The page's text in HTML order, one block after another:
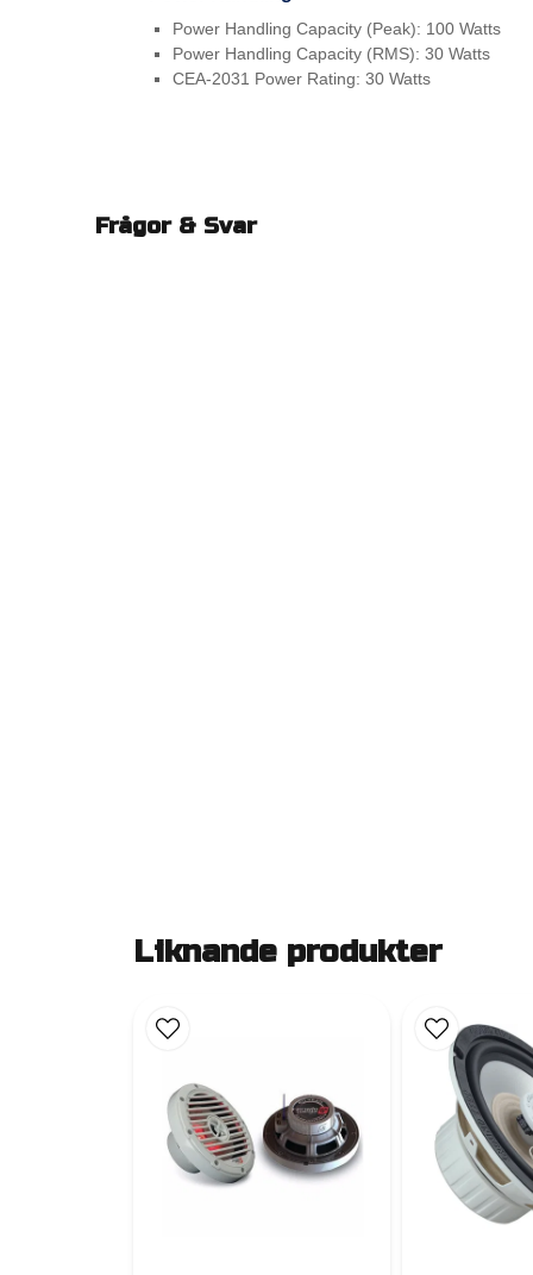
Power Handling Capacity (Peak): 100 Watts
Power Handling Capacity (RMS): 30 Watts
CEA-2031 Power Rating: 30 Watts
Frågor & Svar
Liknande produkter